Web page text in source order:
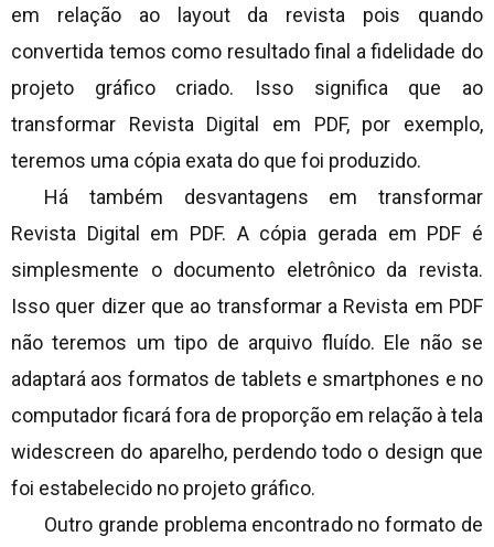
em relação ao layout da revista pois quando
convertida temos como resultado final a fidelidade do
projeto gráfico criado. Isso significa que ao
transformar Revista Digital em PDF, por exemplo,
teremos uma cópia exata do que foi produzido.
Há também desvantagens em transformar
Revista Digital em PDF. A cópia gerada em PDF é
simplesmente o documento eletrônico da revista.
Isso quer dizer que ao transformar a Revista em PDF
não teremos um tipo de arquivo fluído. Ele não se
adaptará aos formatos de tablets e smartphones e no
computador ficará fora de proporção em relação à tela
widescreen do aparelho, perdendo todo o design que
foi estabelecido no projeto gráfico.
Outro grande problema encontrado no formato de